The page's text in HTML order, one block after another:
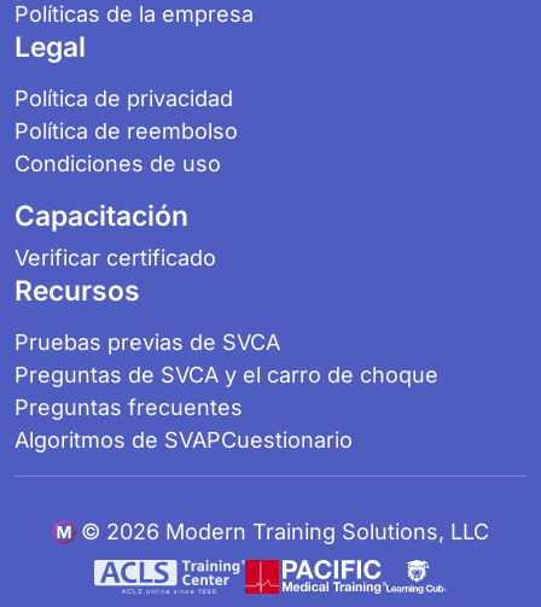
Políticas de la empresa
Legal
Política de privacidad
Política de reembolso
Condiciones de uso
Capacitación
Verificar certificado
Recursos
Pruebas previas de SVCA
Preguntas de SVCA y el carro de choque
Preguntas frecuentes
Algoritmos de SVAPCuestionario
© 2026 Modern Training Solutions, LLC